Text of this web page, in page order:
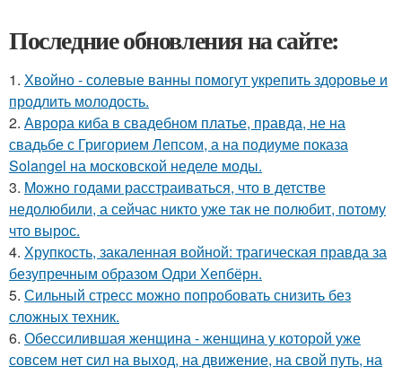
Последние обновления на сайте:
1. Хвойно - солевые ванны помогут укрепить здоровье и
продлить молодость.
2. Аврора киба в свадебном платье, правда, не на
свадьбе с Григорием Лепсом, а на подиуме показа
Solangel на московской неделе моды.
3. Moжнo годами расстраиваться, что в детстве
недолюбили, а сейчас никто уже так не полюбит, потому
что вырос.
4. Хрупкость, закаленная войной: трагическая правда за
безупречным образом Одри Хепбёрн.
5. Сильный стресс можно попробовать снизить без
сложных техник.
6. Обессилившая женщина - женщина у которой уже
совсем нет сил на выход, на движение, на свой путь, на